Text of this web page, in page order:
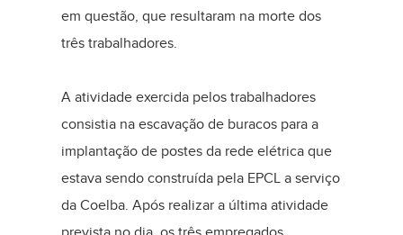
em questão, que resultaram na morte dos
três trabalhadores.
A atividade exercida pelos trabalhadores
consistia na escavação de buracos para a
implantação de postes da rede elétrica que
estava sendo construída pela EPCL a serviço
da Coelba. Após realizar a última atividade